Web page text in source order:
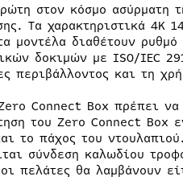
στον κόσμο ασύρματη
Τα χαρακτηριστικά 4K
μοντέλα διαθέτουν
δοκιμών με ISO/IEC
περιβάλλοντος και τη
Connect Box πρέπει να
του Zero Connect Box
το πάχος του
σύνδεση καλωδίου
πελάτες θα λαμβάνουν